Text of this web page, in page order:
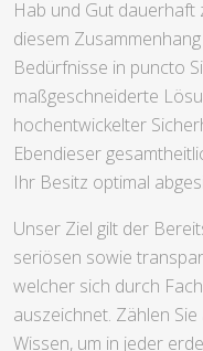
Hab und Gut dauerhaft
diesem
Bedürfnisse in puncto
maßgeschneiderte
hochentwickelter
Ebendieser
Ihr Besitz optimal
Unser Ziel gilt der
seriösen sowie
welcher sich durch
auszeichnet. Zählen
Wissen, um in jeder